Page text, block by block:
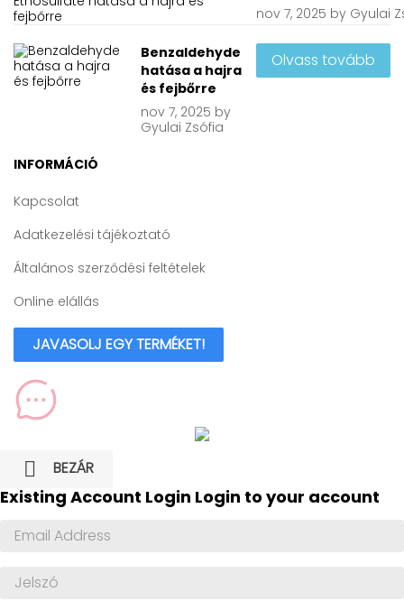
nov 7, 2025 by Gyulai
Benzaldehyde
hatása a hajra
és fejbőrre
nov 7, 2025 by
Gyulai Zsófia
Olvass tovább
INFORMÁCIÓ
Kapcsolat
Adatkezelési tájékoztató
Általános szerződési feltételek
Online elállás
JAVASOLJ EGY TERMÉKET!
 BEZÁR
Existing Account Login Login to your account